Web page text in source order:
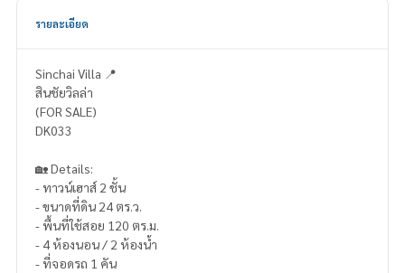
รายละเอียด
Sinchai Villa 📍
สินชัยวิลล่า
(FOR SALE)
DK033
🏡 Details:
- ทาวน์เฮาส์ 2 ชั้น
- ขนาดที่ดิน 24 ตร.ว.
- พื้นที่ใช้สอย 120 ตร.ม.
- 4 ห้องนอน / 2 ห้องน้ำ
- ที่จอดรถ 1 คัน